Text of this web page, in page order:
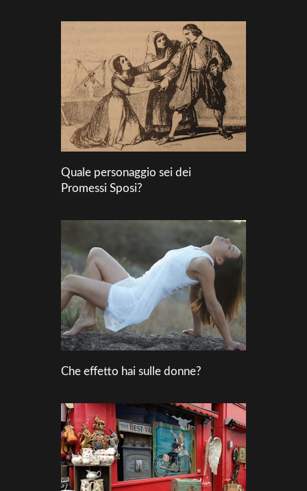
Quale personaggio sei dei
Promessi Sposi?
Che effetto hai sulle donne?